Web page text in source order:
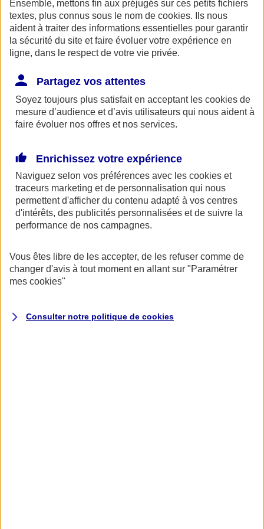
AXA Entraide met à votre disposition, ainsi qu'à celle de vos
proches une ligne de soutien psychologique. Ce service gratuit est
accessible 24h/24 au 0800 77 88 95.
Espace Client
Fermer le bandeau d'alerte
Ensemble, mettons fin aux préjugés sur ces petits fichiers
textes, plus connus sous le nom de cookies. Ils nous
aident à traiter des informations essentielles pour garantir
la sécurité du site et faire évoluer votre expérience en
ligne, dans le respect de votre vie privée.
Partagez vos attentes
Soyez toujours plus satisfait en acceptant les cookies de
mesure d’audience et d’avis utilisateurs qui nous aident à
faire évoluer nos offres et nos services.
Enrichissez votre expérience
Naviguez selon vos préférences avec les cookies et
traceurs marketing et de personnalisation qui nous
permettent d'afficher du contenu adapté à vos centres
d'intérêts, des publicités personnalisées et de suivre la
performance de nos campagnes.
Vous êtes libre de les accepter, de les refuser comme de
changer d'avis à tout moment en allant sur "Paramétrer
mes cookies"
Consulter notre politique de cookies